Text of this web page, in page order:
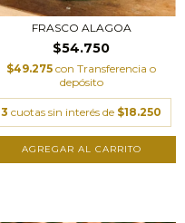
FRASCO ALAGOA
$54.750
$49.275 con Transferencia o
depósito
3 cuotas sin interés de $18.250
AGREGAR AL CARRITO